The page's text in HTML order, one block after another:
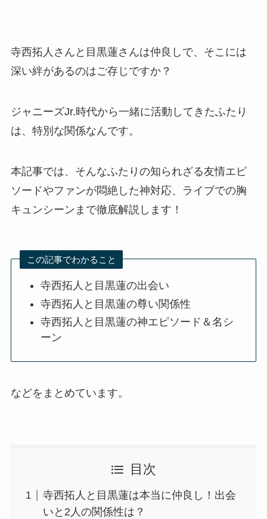
寺西拓人さんと目黒蓮さんは仲良しで、そこには
深い絆があるのはご存じですか？
ジャニーズJr.時代から一緒に活動してきたふたり
は、特別な関係なんです。
本記事では、そんなふたりの知られざる友情エピ
ソードやファンが悶絶した神対応、ライブでの胸
キュンシーンまで徹底解説します！
この記事でわかること
寺西拓人と目黒蓮の出会い
寺西拓人と目黒蓮の尊い関係性
寺西拓人と目黒蓮の神エピソード＆名シ
ーン
などをまとめています。
目次
寺西拓人と目黒蓮は本当に仲良し！出会
いと2人の関係性は？